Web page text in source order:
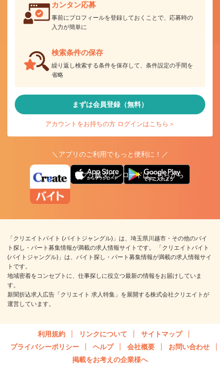
カンタン応募
事前にプロフィールを登録しておくことで、応募時の
入力が簡単に
検索条件の保存
繰り返し検索する条件を保存して、条件設定の手間を
省略
まずは会員登録（無料）
アカウントをお持ちの方 ログインはこちら＞
＼アプリのご利用でもっと便利に！／
アプリ版ダウンロードはこちらから
「クリエイトバイト (バイトジャングル)」は、埼玉県川越市・その他のバイ
ト探し・パート募集情報が満載の求人情報サイトです。 「クリエイトバイト
(バイトジャングル)」は、バイト探し・パート募集情報が満載の求人情報サイ
トです。
地域密着をコンセプトに、仕事探しに役立つ最新の情報をお届けしていま
す。
新聞折込求人広告「クリエイト 求人特集」を展開する株式会社クリエイトが
運営しています。
利用規約 リンクについて
サイトマップ
プライバシーポリシー
ヘルプ 会社概要
お問い合わせ
掲載をお考えの企業様へ